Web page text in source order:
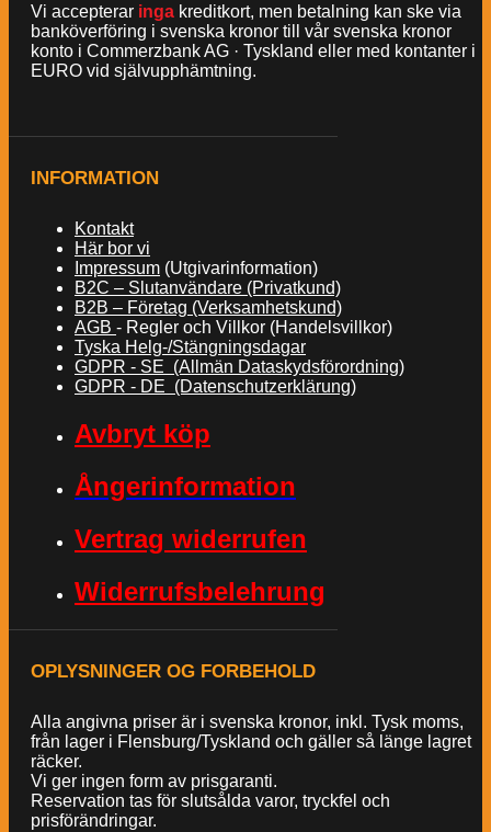
Vi accepterar inga kreditkort, men betalning kan ske via
banköverföring i svenska kronor till vår svenska kronor
konto i Commerzbank AG · Tyskland eller med kontanter i
EURO vid självupphämtning.
INFORMATION
Kontakt
Här bor vi
Impressum (Utgivarinformation)
B2C – Slutanvändare (Privatkund)
B2B – Företag (Verksamhetskund)
AGB - Regler och Villkor (Handelsvillkor)
Tyska Helg-/Stängningsdagar
GDPR - SE (Allmän Dataskydsförordning)
GDPR - DE (Datenschutzerklärung)
Avbryt köp
Ångerinformation
Vertrag widerrufen
Widerrufsbelehrung
OPLYSNINGER OG FORBEHOLD
Alla angivna priser är i svenska kronor, inkl. Tysk moms,
från lager i Flensburg/Tyskland och gäller så länge lagret
räcker.
Vi ger ingen form av prisgaranti.
Reservation tas för slutsålda varor, tryckfel och
prisförändringar.